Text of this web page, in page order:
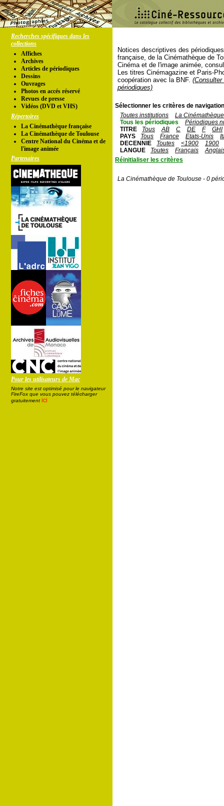
Recherches spécifiques dans les
collections
Affiches
Archives
Articles de périodiques
Dessins
Ouvrages
Photos en accés réservé
Revues de presse
Vidéos (DVD et VHS)
Répertoires
La Cinémathèque française
La Cinémathèque de Toulouse
Centre National du Cinéma et de
l'image animée
Partenaires
Pour les utilisateurs de Mac
Notre site est optimisé pour le navigateur
FireFox que vous pouvez télécharger
gratuitement ici
Notices descriptives des
française, de la Cinémathèque de
Cinéma et de l'image animée,
Les titres Cinémagazine et Paris-
coopération avec la BNF.
périodiques)
Sélectionner les critères de
Toutes institutions
La
Tous les périodiques
Périodiques
TITRE
Tous AB C DE F
GHI
PAYS
Tous France Etats-Unis
DECENNIE
Toutes <1900
1900
LANGUE
Toutes Français
Réinitialiser les critères
La Cinémathèque de Toulouse - 0